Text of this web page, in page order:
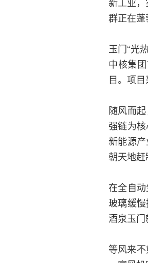
群正在蓬
玉门“光
中核集
目。项
随风而
强链为
新能源
朝天地赶
在全自
玻璃缓
酒泉玉门
等风来